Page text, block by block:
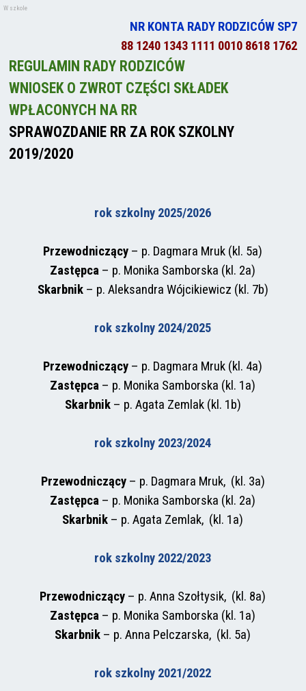
W szkole
NR KONTA RADY RODZICÓW SP7
88 1240 1343 1111 0010 8618 1762
REGULAMIN RADY RODZICÓW
WNIOSEK O ZWROT CZĘŚCI SKŁADEK
WPŁACONYCH NA RR
SPRAWOZDANIE RR ZA ROK SZKOLNY
2019/2020
rok szkolny 2025/2026
Przewodniczący – p. Dagmara Mruk (kl. 5a)
Zastępca – p. Monika Samborska (kl. 2a)
Skarbnik – p. Aleksandra Wójcikiewicz (kl. 7b)
rok szkolny 2024/2025
Przewodniczący – p. Dagmara Mruk (kl. 4a)
Zastępca – p. Monika Samborska (kl. 1a)
Skarbnik – p. Agata Zemlak (kl. 1b)
rok szkolny 2023/2024
Przewodniczący – p. Dagmara Mruk, (kl. 3a)
Zastępca – p. Monika Samborska (kl. 2a)
Skarbnik – p. Agata Zemlak, (kl. 1a)
rok szkolny 2022/2023
Przewodniczący – p. Anna Szołtysik, (kl. 8a)
Zastępca – p. Monika Samborska (kl. 1a)
Skarbnik – p. Anna Pelczarska, (kl. 5a)
rok szkolny 2021/2022